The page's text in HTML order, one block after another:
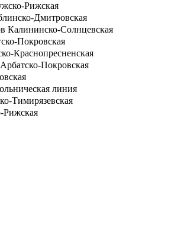
Рижская
Дмитровская
Калининско-Солнцевская
Покровская
Краснопресненская
Арбатско-Покровская
линия
Тимирязевская
Рижская